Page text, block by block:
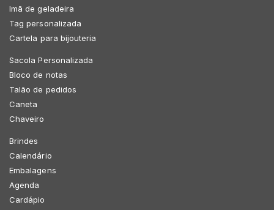
Imã de geladeira
Tag personalizada
Cartela para bijouteria
Sacola Personalizada
Bloco de notas
Talão de pedidos
Caneta
Chaveiro
Brindes
Calendário
Embalagens
Agenda
Cardápio